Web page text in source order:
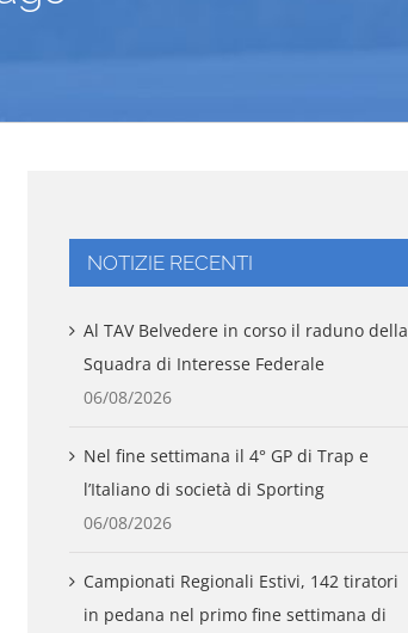
NOTIZIE RECENTI
Al TAV Belvedere in corso il raduno della
Squadra di Interesse Federale
06/08/2026
Nel fine settimana il 4° GP di Trap e
l’Italiano di società di Sporting
06/08/2026
Campionati Regionali Estivi, 142 tiratori
in pedana nel primo fine settimana di